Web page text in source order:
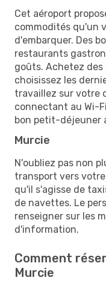
Cet aéroport
commodités qu'un
d'embarquer. Des
restaurants
goûts. Achetez
choisissez les
travaillez sur votre
connectant au Wi-
bon petit-déjeuner
Murcie
N'oubliez pas non
transport vers
qu'il s'agisse de
de navettes. Le
renseigner sur les
d'information.
Comment
Murcie